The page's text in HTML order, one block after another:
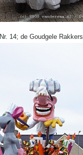
Nr. 14; de Goudgele Rakkers